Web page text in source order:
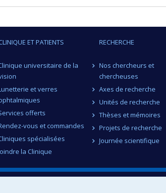
ET PATIENTS
universitaire de la
et verres
offerts
vous et commandes
spécialisées
la Clinique
RECHERCHE
Nos chercheurs et
chercheuses
Axes de recherche
Unités de recherche
Thèses et mémoires
Projets de recherche
Journée scientifique